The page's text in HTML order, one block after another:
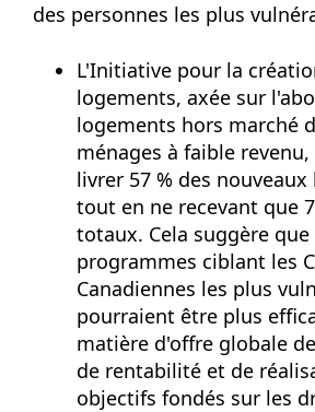
des personnes les plus
L'Initiative pour la
logements, axée sur
logements hors marché
ménages à faible
livrer 57 % des
tout en ne recevant que
totaux. Cela suggère que
programmes ciblant les
Canadiennes les plus
pourraient être plus
matière d'offre globale
de rentabilité et de
objectifs fondés sur les